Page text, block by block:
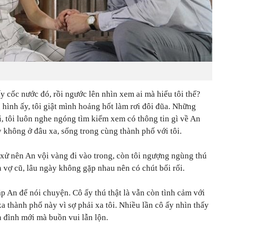
cốc nước đó, rồi ngước lên nhìn xem ai mà hiểu tôi thế?
hình ấy, tôi giật mình hoảng hốt làm rơi đôi đũa. Những
tôi luôn nghe ngóng tìm kiếm xem có thông tin gì về An
không ở đâu xa, sống trong cùng thành phố với tôi.
nên An vội vàng đi vào trong, còn tôi ngượng ngùng thú
cũ, lâu ngày không gặp nhau nên có chút bối rối.
An để nói chuyện. Cô ấy thú thật là vẫn còn tình cảm với
thành phố này vì sợ phải xa tôi. Nhiều lần cô ấy nhìn thấy
đình mới mà buồn vui lẫn lộn.